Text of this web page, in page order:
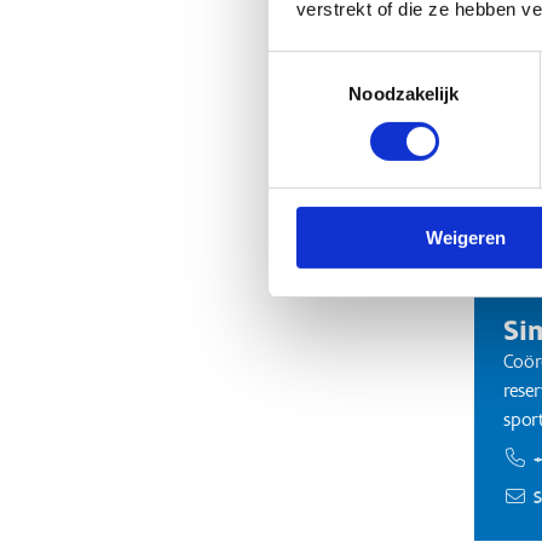
verstrekt of die ze hebben
Noodzakelijk
Weigeren